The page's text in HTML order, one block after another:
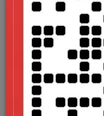
Poppins
独立设
选项。